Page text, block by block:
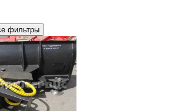
фильтры